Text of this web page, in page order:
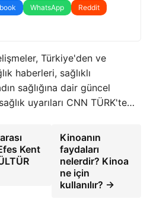
WhatsApp
Reddit
Türkiye'den ve
haberleri, sağlıklı
sağlığına dair güncel
uyarıları CNN TÜRK'te…
Kent
Kinoanın
faydaları
nelerdir? Kinoa
ne için
kullanılır? →